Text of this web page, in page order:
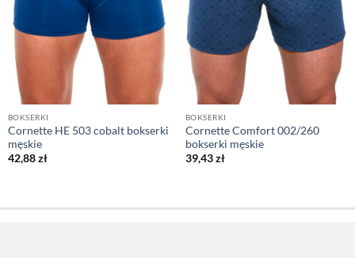
BOKSERKI
Cornette HE 503 cobalt bokserki
męskie
42,88zł
BOKSERKI
Cornette Comfort 002/260
bokserki męskie
39,43zł